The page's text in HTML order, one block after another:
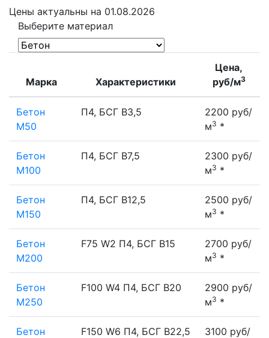
Цены актуальны на 01.08.2026
Выберите материал
Марка Характеристики
Цена,
руб/м3
Бетон
М50
П4, БСГ В3,5
2200 руб/
м3 *
Бетон
М100
П4, БСГ В7,5
2300 руб/
м3 *
Бетон
М150
П4, БСГ В12,5
2500 руб/
м3 *
Бетон
М200
F75 W2 П4, БСГ В15
2700 руб/
м3 *
Бетон
М250
F100 W4 П4, БСГ В20
2900 руб/
м3 *
Бетон
F150 W6 П4, БСГ В22,5
3100 руб/